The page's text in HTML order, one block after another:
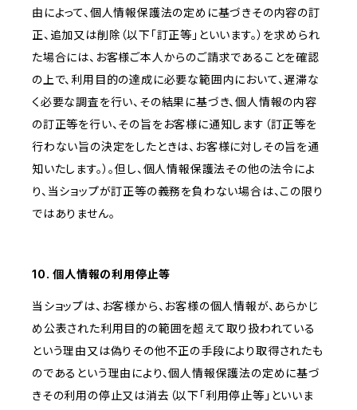
由によって、個人情報保護法の定めに基づきその内容の訂
正、追加又は削除（以下「訂正等」といいます。）を求められ
た場合には、お客様ご本人からのご請求であることを確認
の上で、利用目的の達成に必要な範囲内において、遅滞な
く必要な調査を行い、その結果に基づき、個人情報の内容
の訂正等を行い、その旨をお客様に通知します（訂正等を
行わない旨の決定をしたときは、お客様に対しその旨を通
知いたします。）。但し、個人情報保護法その他の法令によ
り、当ショップが訂正等の義務を負わない場合は、この限り
ではありません。
10. 個人情報の利用停止等
当ショップは、お客様から、お客様の個人情報が、あらかじ
め公表された利用目的の範囲を超えて取り扱われている
という理由又は偽りその他不正の手段により取得されたも
のであるという理由により、個人情報保護法の定めに基づ
きその利用の停止又は消去（以下「利用停止等」といいま